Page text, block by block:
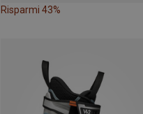
Risparmi 43%